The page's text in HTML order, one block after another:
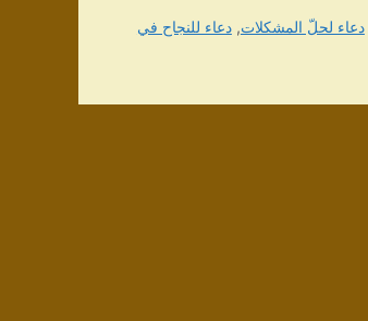
دعاء لحلّ المشكلات,دعاء للنجاح في